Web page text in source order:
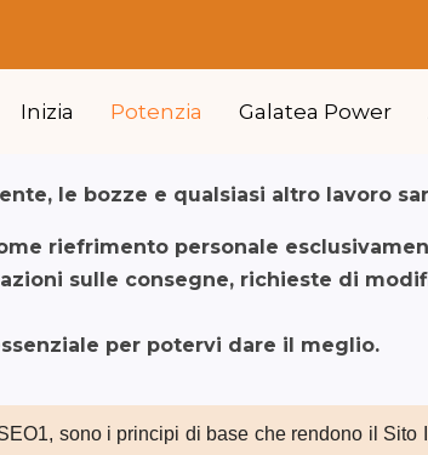
Inizia Potenzia Galatea Power
le bozze e qualsiasi altro lavoro
riefrimento personale
sulle consegne, richieste di
per potervi dare il meglio.
sono i principi di base che rendono il